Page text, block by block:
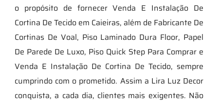
o propósito de fornecer Venda E Instalação De
Cortina De Tecido em Caieiras, além de Fabricante De
Cortinas De Voal, Piso Laminado Dura Floor, Papel
De Parede De Luxo, Piso Quick Step Para Comprar e
Venda E Instalação De Cortina De Tecido, sempre
cumprindo com o prometido. Assim a Lira Luz Decor
conquista, a cada dia, clientes mais exigentes. Não